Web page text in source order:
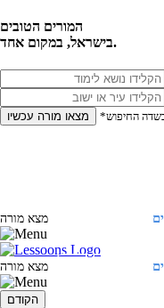
המורים הטובים
בישראל, במקום אחד.
מצאו מורה עכשיו החיפוש
מצא מורה
מצא מורה
הקודם